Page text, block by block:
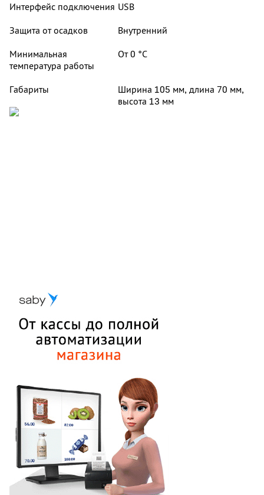
Интерфейс подключения USB
Защита от осадков
Внутренний
Минимальная
температура работы
От 0 °С
Габариты
Ширина 105 мм, длина 70 мм,
высота 13 мм